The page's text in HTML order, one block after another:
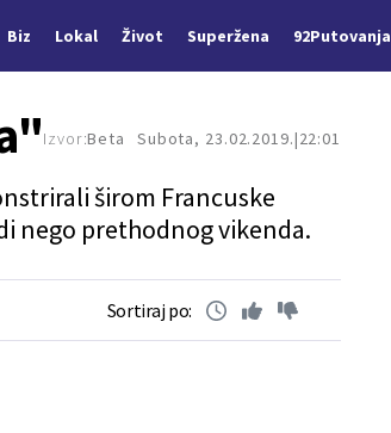
Biz Lokal Život Superžena 92Putovanja
Subota, 23.02.2019. 22:01
širom Francuske
nego prethodnog vikenda.
Izvor:Beta
Sortiraj po: